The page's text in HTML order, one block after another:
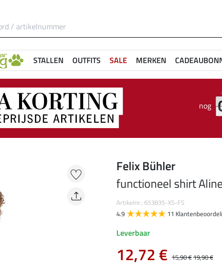
STALLEN OUTFITS SALE MERKEN
nog
Felix Bühler
functioneel shirt
Artikelnr.: 653835-XS-FS
4.9
11
Leverbaar
12,72 € 15,90 €19,90 €